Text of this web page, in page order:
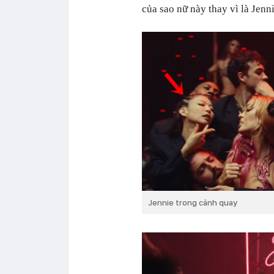
của sao nữ này thay vì là
Jennie trong cảnh quay